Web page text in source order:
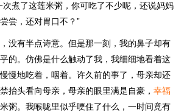
次煮了这莲米粥，你可吃了不少呢，还说妈妈
尝，还对胃口不？”
没有半点诗意。但是那一刻，我的鼻子却有
的。仿佛是什么触动了我，我细细地看着这
慢地吃着，咽着。许久前的事了，母亲却还
抬头看向母亲，母亲的眼里满是自豪， 幸福
粥。我喉咙里似乎哽住了什么，一时间竟有